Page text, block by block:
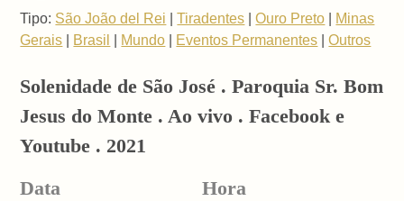
Tipo: São João del Rei |Tiradentes |Ouro Preto
Minas
Gerais
Brasil Mundo Eventos Permanentes |Outros
Solenidade de São José . Paroquia Sr. Bom
Jesus do Monte . Ao vivo . Facebook e
Youtube . 2021
Data
Hora